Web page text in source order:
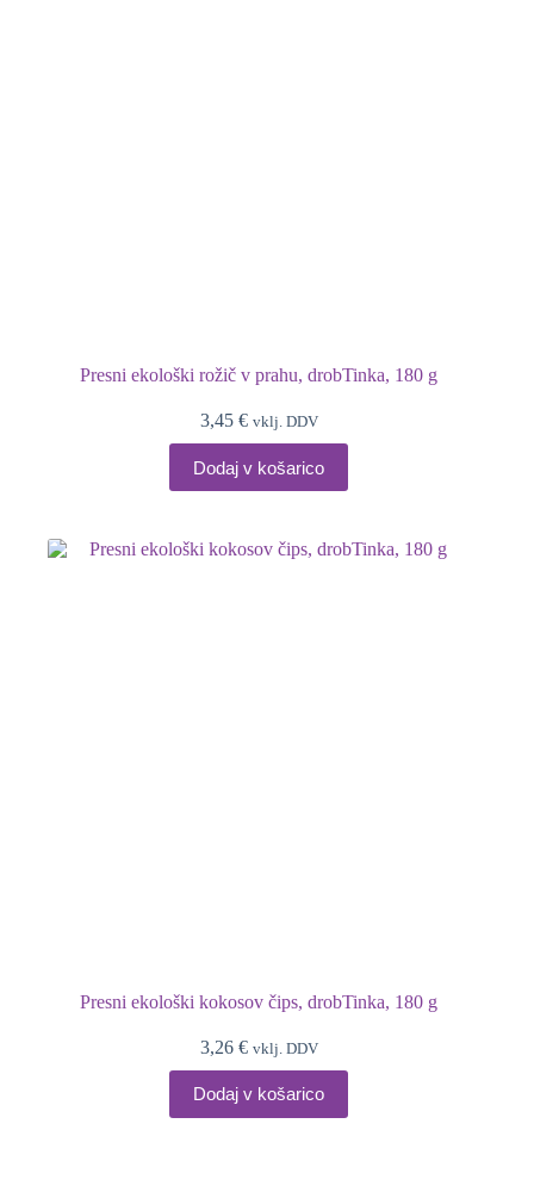
Presni ekološki rožič v prahu, drobTinka, 180 g
3,45 € vklj. DDV
Dodaj v košarico
Presni ekološki kokosov čips, drobTinka, 180 g
3,26 € vklj. DDV
Dodaj v košarico